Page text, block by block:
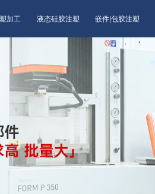
加工 液态硅胶注塑 嵌件|包胶注塑